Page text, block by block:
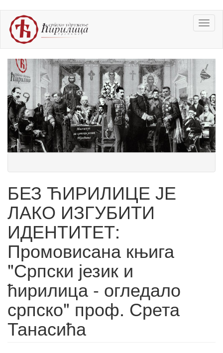
main
content
БЕЗ ЋИРИЛИЦЕ ЈЕ
ЛАКО ИЗГУБИТИ
ИДЕНТИТЕТ:
Промовисана књига
"Српски језик и
ћирилица - огледало
српско" проф. Срета
Танасића